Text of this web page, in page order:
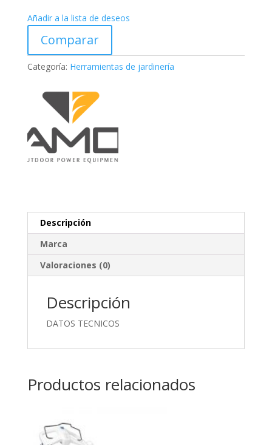
Añadir a la lista de deseos
Comparar
Categoría: Herramientas de jardinería
Descripción
Marca
Valoraciones (0)
Descripción
DATOS TECNICOS
Productos relacionados